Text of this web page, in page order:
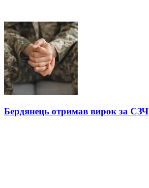
Бердянець отримав вирок за СЗЧ